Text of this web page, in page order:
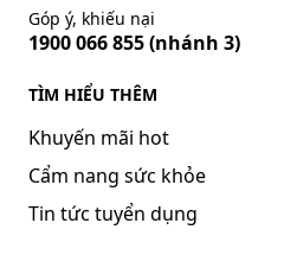
kế tiếp, hãy bỏ qua liều
đôi liều đã quy định.
(ADR).
Góp ý, khiếu nại
1900 066 855(nhánh 3)
TÌM HIỂU THÊM
Khuyến mãi hot
Cẩm nang sức khỏe
Tin tức tuyển dụng